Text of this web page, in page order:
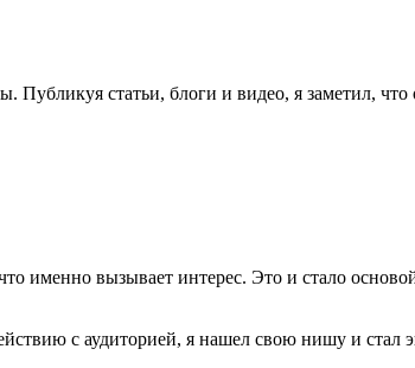
Публикуя статьи, блоги и видео, я заметил,
именно вызывает интерес. Это и стало
с аудиторией, я нашел свою нишу и стал